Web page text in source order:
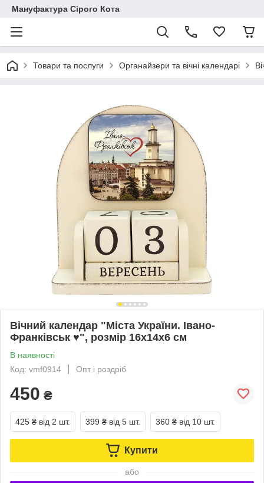
Мануфактура Сірого Кота
Товари та послуги Органайзери та вічні календарі
Вічний календар "Міста України. Івано-
Франківськ ♥", розмір 16х14х6 см
В наявності
Код: vmf0914
Опт і роздріб
450 ₴
425 ₴ від 2 шт. 399 ₴ від 5 шт. 360 ₴ від 10 шт.
Купити
або